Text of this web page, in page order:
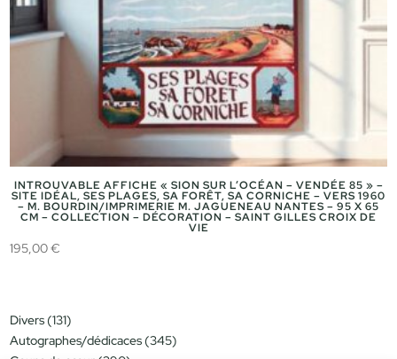
INTROUVABLE AFFICHE « SION SUR L’OCÉAN – VENDÉE 85 » –
SITE IDÉAL, SES PLAGES, SA FORÊT, SA CORNICHE – VERS 1960
– M. BOURDIN/IMPRIMERIE M. JAGUENEAU NANTES – 95 X 65
CM – COLLECTION – DÉCORATION – SAINT GILLES CROIX DE
VIE
195,00€
Divers 131131
produits
Autographes/dédicaces 345345